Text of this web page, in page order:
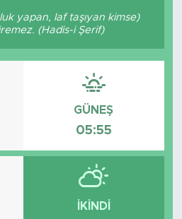
yapan, laf taşıyan kimse)
(Hadis-i Şerif)
GÜNEŞ
05:55
İKINDI